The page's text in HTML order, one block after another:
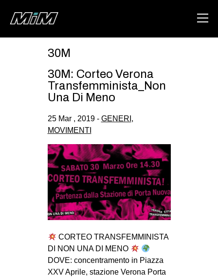
ABOUT
DEGENERAZIONE
CSOA LAMBRETTA
MSM
STUDENTI TSUNAMI
ZAM
MOBILITAZIONI
SPAZI
SPORT POPOLARE
30M
30M: Corteo Verona
Transfemminista_Non
Una Di Meno
25 Mar , 2019 - GENERI ,
MOVIMENTI
CORTEO TRANSFEMMINISTA
DI NON UNA DI MENO
DOVE: concentramento in Piazza
XXV Aprile, stazione Verona Porta